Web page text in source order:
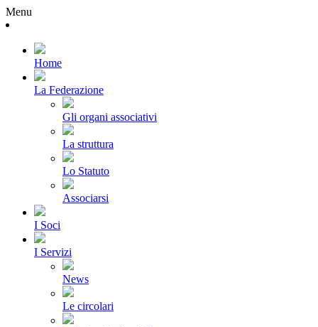
Menu
Home
La Federazione
Gli organi associativi
La struttura
Lo Statuto
Associarsi
I Soci
I Servizi
News
Le circolari